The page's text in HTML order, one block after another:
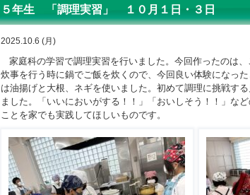
５年生 「調理実習」 １０月１日・３日
2025.10.6 (月)
家庭科の学習で調理実習を行いました。今回作ったのは
炊事を行う時に鍋でご飯を炊くので、今回良い体験になっ
は油揚げと大根、ネギを使いました。初めて調理に挑戦す
ました。「いいにおいがする！！」「おいしそう！！」な
ことを家でも実践してほしいものです。